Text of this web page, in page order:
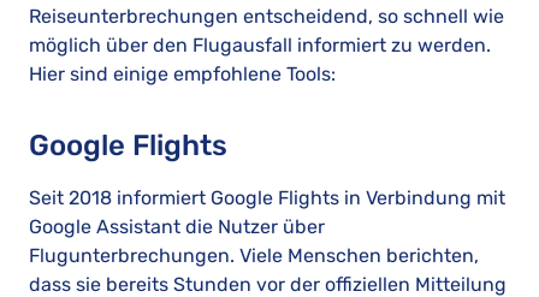
Reiseunterbrechungen entscheidend, so schnell wie
möglich über den Flugausfall informiert zu werden.
Hier sind einige empfohlene Tools:
Google Flights
Seit 2018 informiert Google Flights in Verbindung mit
Google Assistant die Nutzer über
Flugunterbrechungen. Viele Menschen berichten,
dass sie bereits Stunden vor der offiziellen Mitteilung